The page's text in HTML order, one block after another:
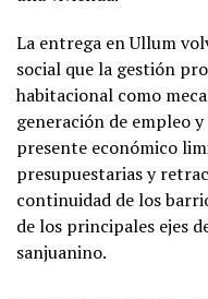
La entrega en Ullum
social que la gestión
habitacional como
generación de empleo
presente económico
presupuestarias y
continuidad de los
de los principales ejes
sanjuanino.